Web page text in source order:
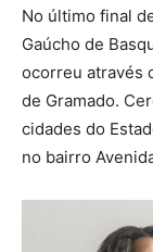
No último final
Gaúcho de
ocorreu através
de Gramado.
cidades do
no bairro